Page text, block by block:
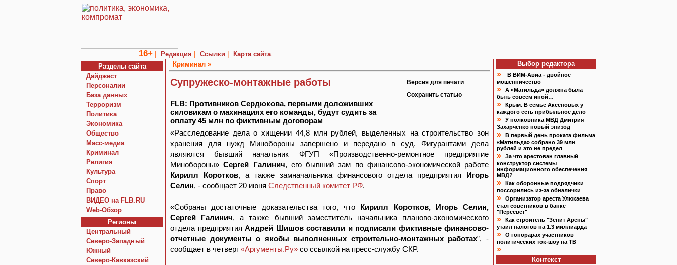
16+ | Редакция | Ссылки |
Карта сайта
Разделы сайта
Дайджест
Персоналии
База данных
Терроризм
Политика
Экономика
Общество
Macc-медиа
Криминал
Религия
Культура
Спорт
Право
ВИДЕО на FLB.RU
Web-Обзор
Регионы
Центральный
Северо-Западный
Южный
Северо-Кавказский
Криминал »
Супружеско-монтажные работы
FLB: Противников Сердюкова, первыми доложивших
силовикам о махинациях его команды, будут судить за
оплату 45 млн по фиктивным договорам
Версия для печати
Сохранить статью
«Расследование дела о хищении 44,8 млн рублей, выделенных на строительство зон
хранения для нужд Минобороны завершено и передано в суд. Фигурантами дела
являются бывший начальник ФГУП «Производственно-ремонтное предприятие
Минобороны»Сергей Галинич, его бывший зам по финансово-экономической работе
Кирилл Коротков, а также замначальника финансового отдела предприятия Игорь
Селин, - сообщает 20 июня Следственный комитет РФ.
«Собраны достаточные доказательства того, что Кирилл Коротков, Игорь Селин,
Сергей Галинич, а также бывший заместитель начальника планово-экономического
отдела предприятия Андрей Шишов составили и подписали фиктивные финансово-
отчетные документы о якобы выполненных строительно-монтажных работах”, -
сообщает в четверг «Аргументы.Ру» со ссылкой на пресс-службу СКР.
Выбор редактора
»
В ВИМ-Авиа - двойное
мошенничество
»
А «Матильда» должна была
быть совсем иной…
»
Крым. В семье Аксеновых у
каждого есть прибыльное дело
»
У полковника МВД Дмитрия
Захарченко новый эпизод
»
В первый день проката фильма
«Матильда» собрано 39 млн
рублей и это не предел
»
За что арестован главный
конструктор системы
информационного обеспечения
МВД?
»
Как оборонные подрядчики
поссорились из-за обналички
»
Организатор ареста Улюкаева
стал советников в банке
"Пересвет"
»
Как строитель "Зенит Арены"
утаил налогов на 1.3 миллиарда
»
О гонорарах участников
политических ток-шоу на ТВ
»
Контекст